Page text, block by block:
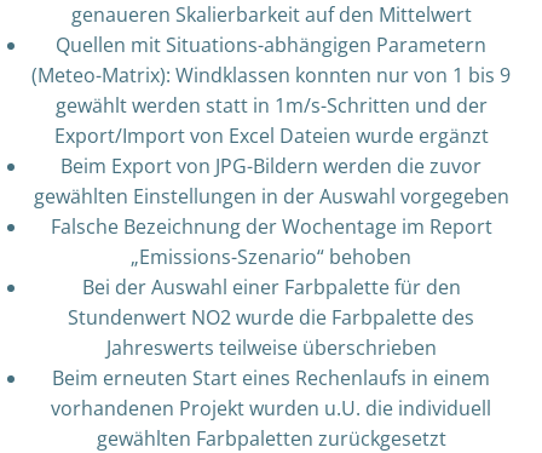
genaueren Skalierbarkeit auf den Mittelwert
Quellen mit Situations-abhängigen Parametern
(Meteo-Matrix): Windklassen konnten nur von 1 bis 9
gewählt werden statt in 1m/s-Schritten und der
Export/Import von Excel Dateien wurde ergänzt
Beim Export von JPG-Bildern werden die zuvor
gewählten Einstellungen in der Auswahl vorgegeben
Falsche Bezeichnung der Wochentage im Report
„Emissions-Szenario“ behoben
Bei der Auswahl einer Farbpalette für den
Stundenwert NO2 wurde die Farbpalette des
Jahreswerts teilweise überschrieben
Beim erneuten Start eines Rechenlaufs in einem
vorhandenen Projekt wurden u.U. die individuell
gewählten Farbpaletten zurückgesetzt